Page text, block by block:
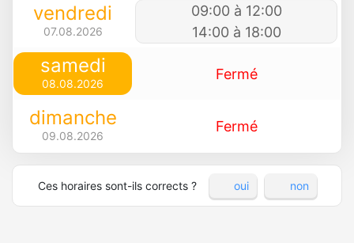
vendredi
07.08.2026
09:00 à 12:00
14:00 à 18:00
samedi
08.08.2026
Fermé
dimanche
09.08.2026
Fermé
Ces horaires sont-ils corrects ? oui non